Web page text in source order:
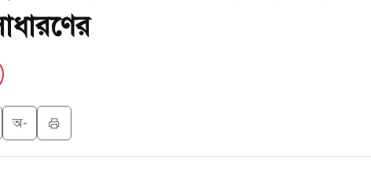
ইরানে একক সামরিক পদক্ষেপের ইঙ্গিত
ছাড়লেন জনপ্রিয় ভারতীয় সাংবাদিক ময়ূখ রঞ্জন ঘোষ
নতুন বাংলাদেশের পথচলার কেন্দ্র হবে: ড. ইউনূস
ও ছাত্রলীগের আচরণ ইসরায়েলের মতো: সাদিক
ও পাহাড়ি ঢলে ফুঁসে উঠেছে তিস্তা
অ-